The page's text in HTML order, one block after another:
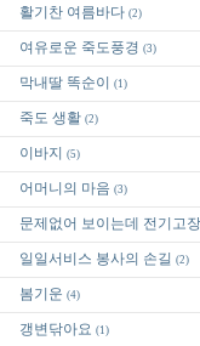
활기찬 여름바다 (2)
여유로운 죽도풍경 (3)
막내딸 똑순이 (1)
죽도 생활 (2)
이바지 (5)
어머니의 마음 (3)
문제없어 보이는데 전기고
일일서비스 봉사의 손길 (2)
봄기운 (4)
갱변닦아요 (1)